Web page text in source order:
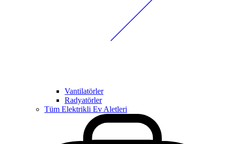
Vantilatörler
Radyatörler
Tüm Elektrikli Ev Aletleri